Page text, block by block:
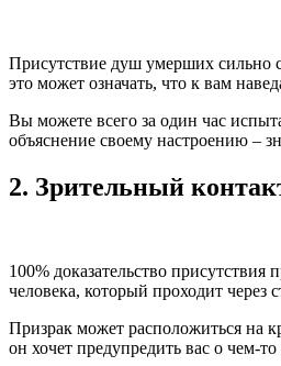
Присутствие душ умерших сильно
это может означать, что к вам
Вы можете всего за один час
объяснение своему настроению –
2. Зрительный
100% доказательство
человека, который проходит через
Призрак может расположиться на
он хочет предупредить вас о чем-